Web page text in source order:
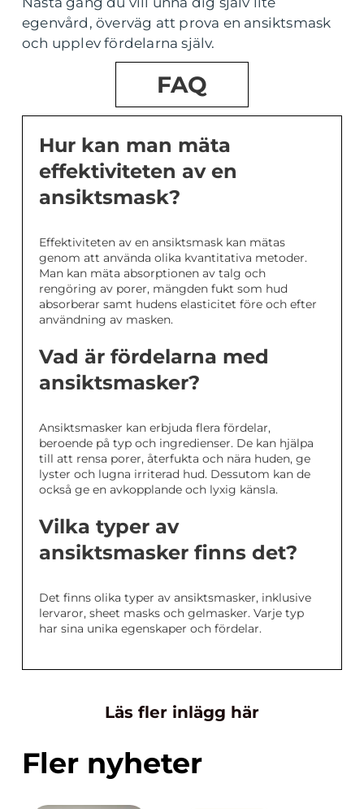
egenvård, överväg att prova en ansiktsmask
och upplev fördelarna själv.
FAQ
Hur kan man mäta
effektiviteten av en
ansiktsmask?
Effektiviteten av en ansiktsmask kan mätas
genom att använda olika kvantitativa metoder.
Man kan mäta absorptionen av talg och
rengöring av porer, mängden fukt som hud
absorberar samt hudens elasticitet före och efter
användning av masken.
Vad är fördelarna med
ansiktsmasker?
Ansiktsmasker kan erbjuda flera fördelar,
beroende på typ och ingredienser. De kan hjälpa
till att rensa porer, återfukta och nära huden, ge
lyster och lugna irriterad hud. Dessutom kan de
också ge en avkopplande och lyxig känsla.
Vilka typer av
ansiktsmasker finns det?
Det finns olika typer av ansiktsmasker, inklusive
lervaror, sheet masks och gelmasker. Varje typ
har sina unika egenskaper och fördelar.
Läs fler inlägg här
Fler nyheter